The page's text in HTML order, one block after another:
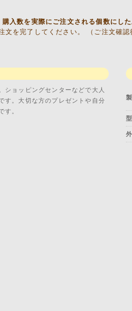
購入数を実際にご注文される個数にし
文を完了してください。 （ご注文確
ショッピングセンターなどで大人
す。大切な方のプレゼントや自分
す。